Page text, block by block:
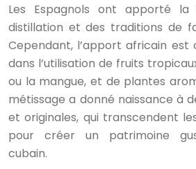
Les Espagnols ont apporté
distillation et des traditions de
Cependant, l’apport africain est
dans l’utilisation de fruits
ou la mangue, et de plantes
métissage a donné naissance à
et originales, qui transcendent
pour créer un patrimoine
cubain.